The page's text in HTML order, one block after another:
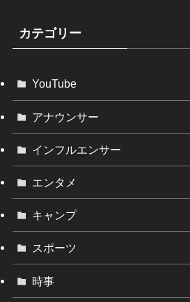
カテゴリー
YouTube
アナウンサー
インフルエンサー
エンタメ
キャンプ
スポーツ
時事